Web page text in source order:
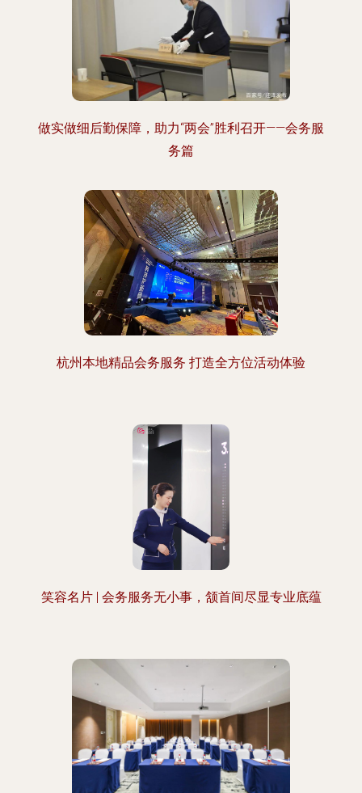
做实做细后勤保障，助力“两会”胜利召开——会务服
务篇
杭州本地精品会务服务 打造全方位活动体验
笑容名片 | 会务服务无小事，颔首间尽显专业底蕴